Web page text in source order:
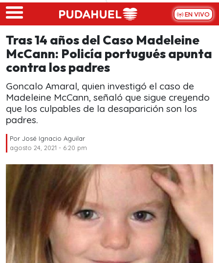
Skip to main content
EN VIVO
Tras 14 años del Caso Madeleine
McCann: Policía portugués apunta
contra los padres
Goncalo Amaral, quien investigó el caso de
Madeleine McCann, señaló que sigue creyendo
que los culpables de la desaparición son los
padres.
Por José Ignacio Aguilar
agosto 24, 2021 - 6:20 pm